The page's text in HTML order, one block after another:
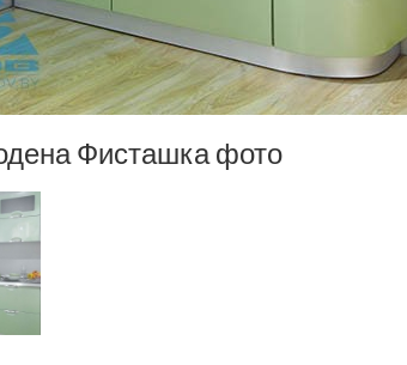
Фисташка фото